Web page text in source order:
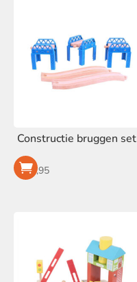
Constructie bruggen set
€19,95